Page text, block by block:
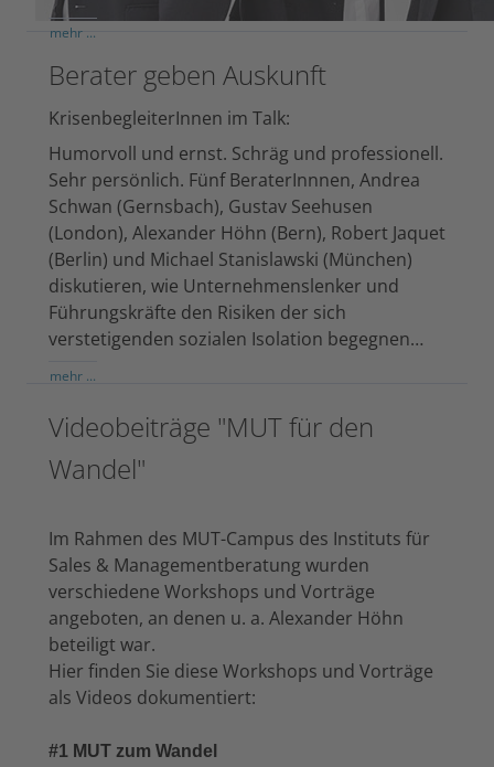
mehr ...
Berater geben Auskunft
KrisenbegleiterInnen im Talk:
Humorvoll und ernst. Schräg und professionell.
Sehr persönlich. Fünf BeraterInnnen, Andrea
Schwan (Gernsbach), Gustav Seehusen
(London), Alexander Höhn (Bern), Robert Jaquet
(Berlin) und Michael Stanislawski (München)
diskutieren, wie Unternehmenslenker und
Führungskräfte den Risiken der sich
verstetigenden sozialen Isolation begegnen…
mehr ...
Videobeiträge "MUT für den
Wandel"
Im Rahmen des MUT-Campus des Instituts für
Sales & Managementberatung wurden
verschiedene Workshops und Vorträge
angeboten, an denen u. a. Alexander Höhn
beteiligt war.
Hier finden Sie diese Workshops und Vorträge
als Videos dokumentiert:
#1 MUT zum Wandel